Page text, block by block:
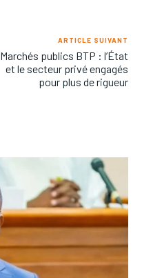
ARTICLE SUIVANT
Marchés publics BTP : l’État
et le secteur privé engagés
pour plus de rigueur